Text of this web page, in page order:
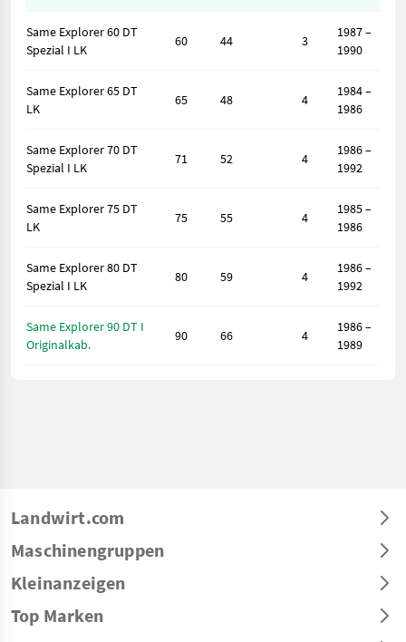
Same Explorer 60 DT
Spezial I LK
60 44 3
1987 –
1990
Same Explorer 65 DT
LK
65 48 4
1984 –
1986
Same Explorer 70 DT
Spezial I LK
71 52 4
1986 –
1992
Same Explorer 75 DT
LK
75 55 4
1985 –
1986
Same Explorer 80 DT
Spezial I LK
80 59 4
1986 –
1992
Same Explorer 90 DT I
Originalkab.
90 66 4
1986 –
1989
Landwirt.com
Maschinengruppen
Kleinanzeigen
Top Marken